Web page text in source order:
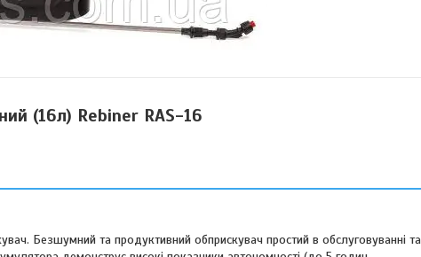
(16л) Rebiner RAS-16
Безшумний та продуктивний обприскувач простий в обслуговуванні та